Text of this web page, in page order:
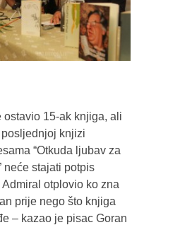
ostavio 15-ak knjiga, ali
knjizi
“Otkuda ljubav za
neće stajati potpis
otplovio ko zna
prije nego što knjiga
– kazao je pisac Goran